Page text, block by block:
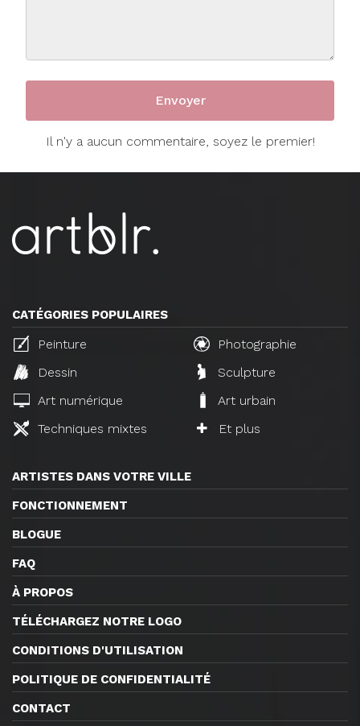
Il n'y a aucun commentaire, soyez le premier!
CATÉGORIES POPULAIRES
Peinture
Photographie
Dessin
Sculpture
Art numérique
Art urbain
Techniques mixtes
Et plus
ARTISTES DANS VOTRE VILLE
FONCTIONNEMENT
BLOGUE
FAQ
À PROPOS
TÉLÉCHARGEZ NOTRE LOGO
CONDITIONS D'UTILISATION
POLITIQUE DE CONFIDENTIALITÉ
CONTACT